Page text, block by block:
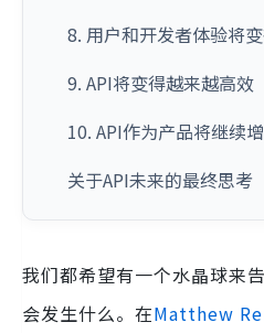
8. 用户和开发者体验将
9. API将变得越来越高效
10. API作为产品将继续
关于API未来的最终思考
我们都希望有一个水晶球来
会发生什么。在Matthew